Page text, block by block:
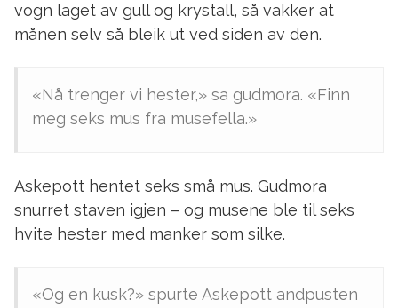
vogn laget av gull og krystall, så vakker at
månen selv så bleik ut ved siden av den.
«Nå trenger vi hester,» sa gudmora. «Finn
meg seks mus fra musefella.»
Askepott hentet seks små mus. Gudmora
snurret staven igjen – og musene ble til seks
hvite hester med manker som silke.
«Og en kusk?» spurte Askepott andpusten